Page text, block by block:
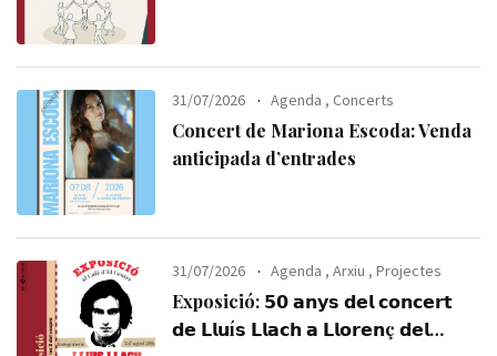
31/07/2026 Agenda , Concerts
Concert de Mariona Escoda: Venda
anticipada d’entrades
31/07/2026 Agenda ,Arxiu ,Projectes
Exposició: 𝟱𝟬 𝗮𝗻𝘆𝘀 𝗱𝗲𝗹 𝗰𝗼𝗻𝗰𝗲𝗿𝘁
𝗱𝗲 𝗟𝗹𝘂í𝘀 𝗟𝗹𝗮𝗰𝗵 𝗮 𝗟𝗹𝗼𝗿𝗲𝗻ç 𝗱𝗲𝗹